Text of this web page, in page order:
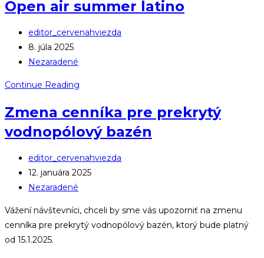
Open air summer latino
Post
author:
editor_cervenahviezda
Post
published:
8. júla 2025
Post
Nezaradené
Continue Reading
summer
latino
Zmena cenníka pre prekrytý
vodnopólový bazén
Post
author:
editor_cervenahviezda
Post
published:
12. januára 2025
Post
Nezaradené
Vážení návštevníci, chceli by sme vás upozorniť na zmenu
cenníka pre prekrytý vodnopólový bazén, ktorý bude platný
od 15.1.2025.